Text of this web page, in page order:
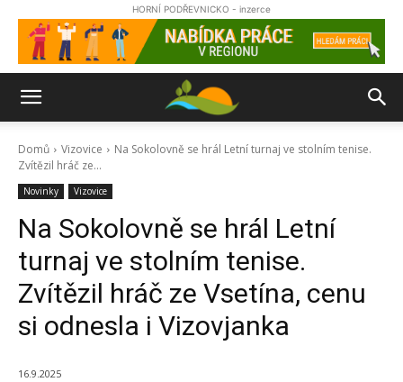
HORNÍ PODŘEVNICKO - inzerce
Domů Vizovice
Na Sokolovně se hrál Letní turnaj ve stolním tenise.
Zvítězil hráč ze...
Novinky Vizovice
Na Sokolovně se hrál Letní
turnaj ve stolním tenise.
Zvítězil hráč ze Vsetína, cenu
si odnesla i Vizovjanka
16.9.2025